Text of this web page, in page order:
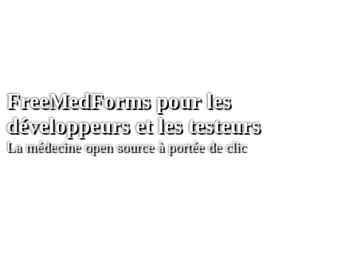
FreeMedForms pour les
développeurs et les testeurs
La médecine open source à portée de clic